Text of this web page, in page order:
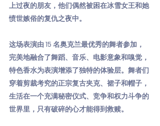
上过夜的朋友，他们偶然被困在冰雪女王和她
愤世嫉俗的复仇之夜中。
这场表演由 15 名奥克兰最优秀的舞者参加，
完美地融合了舞蹈、音乐、电影意象和嗅觉，
特色香水为表演增添了独特的体验层。舞者们
穿着剪裁考究的正宗复古夹克、裙子和帽子，
生活在一个充满秘密仪式、竞争和权力斗争的
世界里，只有破碎的心​​才能得到救赎。